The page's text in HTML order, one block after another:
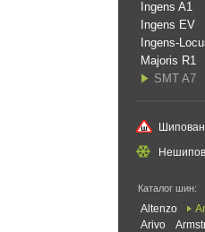
Ingens A1
Ingens EV
Ingens-
Majoris R1
SMT A7
Каталог шин:
Altenzo
Arivo